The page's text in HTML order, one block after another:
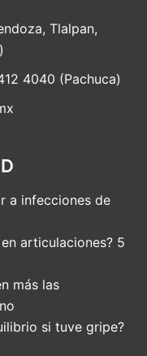
Tlalpan,
4040 (Pachuca)
a infecciones de
articulaciones? 5
más las
si tuve gripe?